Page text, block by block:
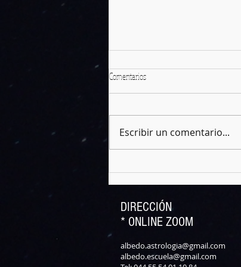
Comentarios
Escribir un comentario...
DIRECCIÓN
* ONLINE ZOOM
albedo.astrologia@gmail.com
albedo.escuela@gmail.com